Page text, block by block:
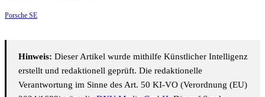
Porsche SE
Hinweis: Dieser Artikel wurde mithilfe Künstlicher Intelligenz
erstellt und redaktionell geprüft. Die redaktionelle
Verantwortung im Sinne des Art. 50 KI-VO (Verordnung (EU)